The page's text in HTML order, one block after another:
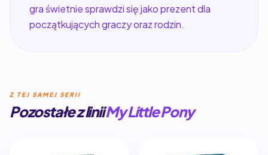
gra świetnie sprawdzi się jako prezent dla
początkujących graczy oraz rodzin.
Z TEJ SAMEJ SERII
Pozostałe z liniiMy Little Pony